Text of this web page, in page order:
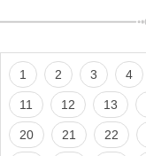
1 2 3 4
11 12 13
20 21 22